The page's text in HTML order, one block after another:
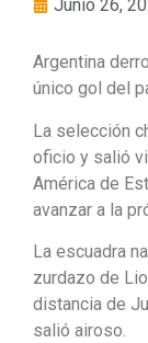
Junio 26,
Argentina
único gol del
La selección
oficio y salió
América de
avanzar a la
La escuadra
zurdazo de
distancia de
salió airoso.